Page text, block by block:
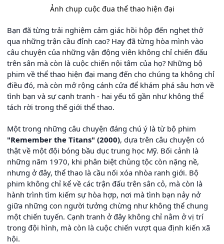
Ảnh chụp cuộc đua thể thao hiện đại
Bạn đã từng trải nghiệm cảm giác hồi hộp đến nghẹt thở
qua những trận cầu đỉnh cao? Hay đã từng hòa mình vào
câu chuyện của những vận động viên không chỉ chiến đấu
trên sân mà còn là cuộc chiến nội tâm của họ? Những bộ
phim về thể thao hiện đại mang đến cho chúng ta không chỉ
điều đó, mà còn mở rộng cánh cửa để khám phá sâu hơn về
tình bạn và sự cạnh tranh - hai yếu tố gần như không thể
tách rời trong thế giới thể thao.
Một trong những câu chuyện đáng chú ý là từ bộ phim
"Remember the Titans" (2000), dựa trên câu chuyện có
thật về một đội bóng bầu dục trung học Mỹ. Bối cảnh là
những năm 1970, khi phân biệt chủng tộc còn nặng nề,
nhưng ở đây, thể thao là cầu nối xóa nhòa ranh giới. Bộ
phim không chỉ kể về các trận đấu trên sân cỏ, mà còn là
hành trình tìm kiếm sự hòa hợp, nơi mà tình bạn nảy nở
giữa những con người tưởng chừng như không thể chung
một chiến tuyến. Cạnh tranh ở đây không chỉ nằm ở vị trí
trong đội hình, mà còn là cuộc chiến vượt qua định kiến xã
hội.